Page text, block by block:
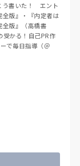
う書いた！ エント
全版』・『内定者は
版』（高橋書
受かる！自己PR作
で毎日指導（＠